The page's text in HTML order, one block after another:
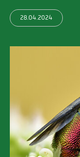
28.04.2024